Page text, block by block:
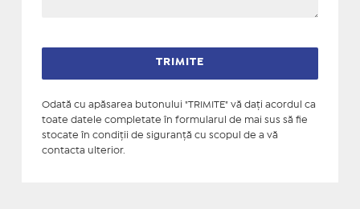
Odată cu apăsarea butonului "TRIMITE" vă daţi acordul ca
toate datele completate în formularul de mai sus să fie
stocate în condiţii de siguranţă cu scopul de a vă
contacta ulterior.